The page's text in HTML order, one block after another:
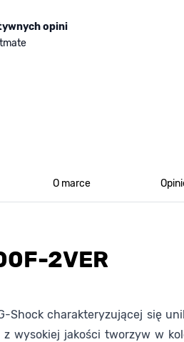
opini
O marce
2VER
Shock charakteryzującej się
wysokiej jakości tworzyw w